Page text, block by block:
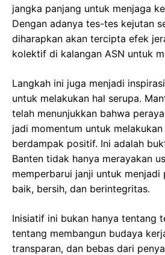
jangka panjang untuk menjaga
Dengan adanya tes-tes kejutan
diharapkan akan tercipta efek
kolektif di kalangan ASN untuk
Langkah ini juga menjadi
untuk melakukan hal serupa.
telah menunjukkan bahwa
jadi momentum untuk
berdampak positif. Ini adalah
Banten tidak hanya merayakan
memperbarui janji untuk
baik, bersih, dan berintegritas.
Inisiatif ini bukan hanya tentang
tentang membangun budaya
transparan, dan bebas dari